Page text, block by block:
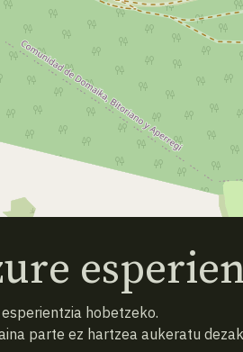
hobetzeko.
parte ez hartzea aukeratu